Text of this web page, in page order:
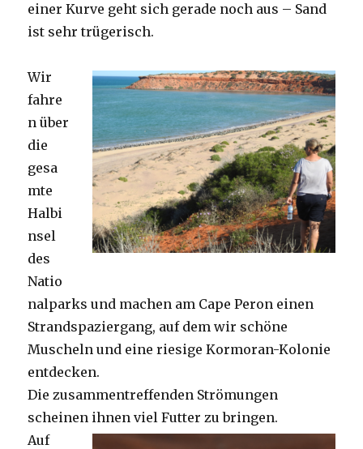
einer Kurve geht sich gerade noch aus – Sand
ist sehr trügerisch.
Wir
fahre
n über
die
gesa
mte
Halbi
nsel
des
Natio
nalparks und machen am Cape Peron einen
Strandspaziergang, auf dem wir schöne
Muscheln und eine riesige Kormoran-Kolonie
entdecken.
Die zusammentreffenden Strömungen
scheinen ihnen viel Futter zu bringen.
Auf